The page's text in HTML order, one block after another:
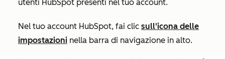
utenti HubSpot presenti nel tuo account.
Nel tuo account HubSpot, fai clic sull'icona delle
impostazioni nella barra di navigazione in alto.